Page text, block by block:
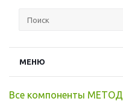
МЕНЮ
Все компоненты МЕТОД